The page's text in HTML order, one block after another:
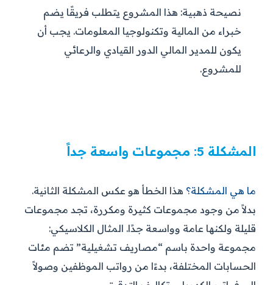
نصيحة ذهبية: هذا المشروع يتطلب فريقًا يضم
خبراء من المالية وتكنولوجيا المعلومات. يجب أن
يكون للمدير المالي الدور القيادي والرعائي
للمشروع.
المشكلة 5: مجموعات واسعة جداً
ما هي المشكلة؟ هذا الخطأ هو عكس المشكلة الثانية.
بدلاً من وجود مجموعات كثيرة ومكررة، تجد مجموعات
قليلة ولكنها عامة وواسعة جدًا. المثال الكلاسيكي:
مجموعة واحدة باسم “مصاريف تشغيلية” تضم مئات
الحسابات المختلفة، بدءًا من رواتب الموظفين وصولاً